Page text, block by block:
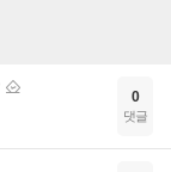
0
댓글